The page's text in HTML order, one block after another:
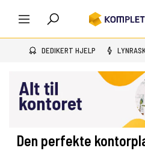
DEDIKERT HJELP
Den perfekte